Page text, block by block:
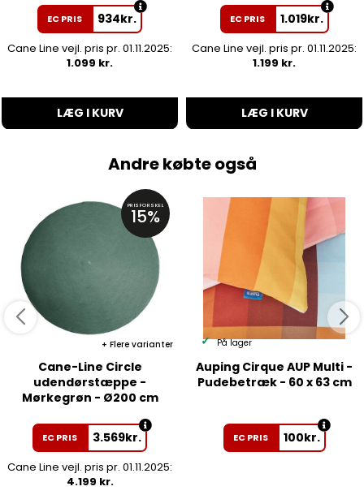
EC PRIS 934kr.
Cane Line vejl. pris pr. 01.11.2025:
1.099 kr.
LÆG I KURV
EC PRIS 1.019kr.
Cane Line vejl. pris pr. 01.11.2025:
1.199 kr.
LÆG I KURV
Andre købte også
PRISFORSKEL
15%
Flere varianter
Cane-Line Circle
udendørstæppe -
Mørkegrøn - Ø200 cm
EC PRIS 3.569kr.
Cane Line vejl. pris pr. 01.11.2025:
4.199 kr.
På lager
Auping Cirque AUP Multi -
Pudebetræk - 60 x 63 cm
EC PRIS 100kr.